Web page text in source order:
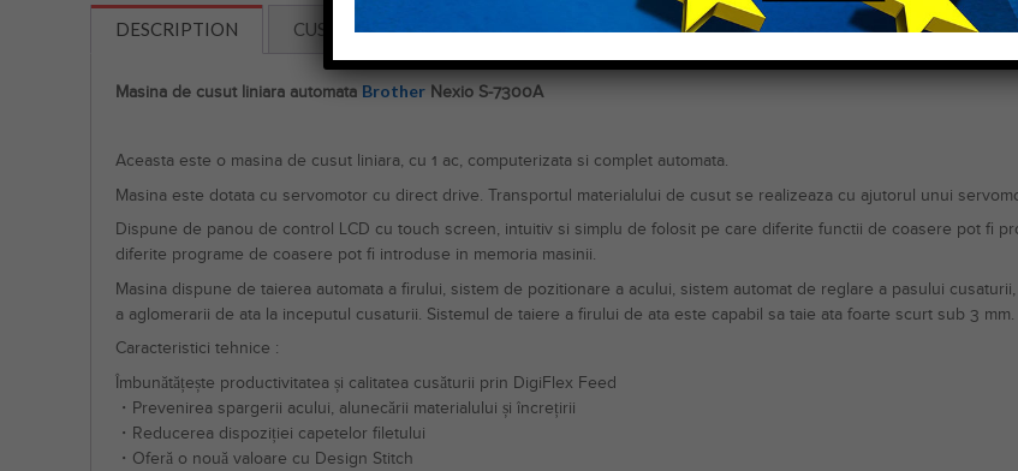
DESCRIPTION CUSTOMER REVIEWS (0)
Masina de cusut liniara automata BrotherNexio S-7300A
Aceasta este o masina de cusut liniara, cu 1 ac, computerizata si complet automata.
Masina este dotata cu servomotor cu direct drive. Transportul materialului de cusut se realizeaza cu ajutorul unui
Dispune de panou de control LCD cu touch screen, intuitiv si simplu de folosit pe care diferite functii de coasere pot fi
diferite programe de coasere pot fi introduse in memoria masinii.
Masina dispune de taierea automata a firului, sistem de pozitionare a acului, sistem automat de reglare a pasului
a aglomerarii de ata la inceputul cusaturii. Sistemul de taiere a firului de ata este capabil sa taie ata foarte scurt sub 3 mm.
Caracteristici tehnice :
Îmbunătățește productivitatea și calitatea cusăturii prin DigiFlex Feed
・Prevenirea spargerii acului, alunecării materialului și încrețirii
・Reducerea dispoziției capetelor filetului
・Oferă o nouă valoare cu Design Stitch